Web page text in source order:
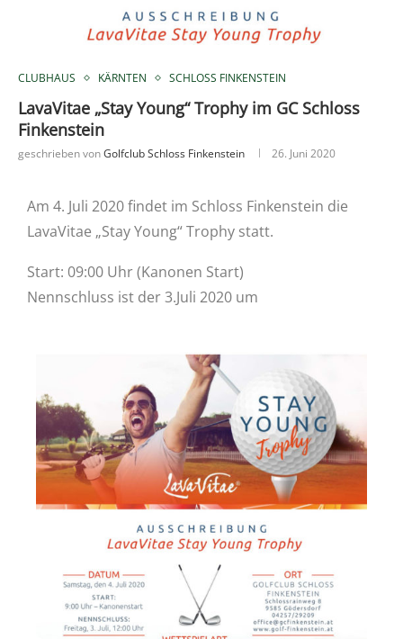
CLUBHAUS KÄRNTEN SCHLOSS FINKENSTEIN
LavaVitae „Stay Young“ Trophy im GC Schloss
Finkenstein
geschrieben vonGolfclub Schloss Finkenstein 26. Juni 2020
Am 4. Juli 2020 findet im Schloss Finkenstein die
LavaVitae „Stay Young“ Trophy statt.
Start: 09:00 Uhr (Kanonen Start)
Nennschluss ist der 3.Juli 2020 um